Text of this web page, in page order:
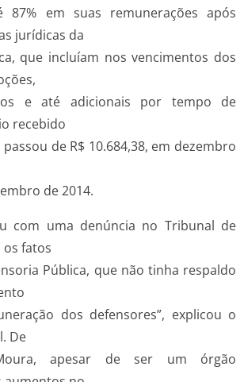
87% em suas remunerações após
jurídicas da
que incluíam nos vencimentos dos
e até adicionais por tempo de
recebido
de R$ 10.684,38, em dezembro
de 2014.
com uma denúncia no Tribunal de
fatos
Pública, que não tinha respaldo
dos defensores”, explicou o
De
apesar de ser um órgão